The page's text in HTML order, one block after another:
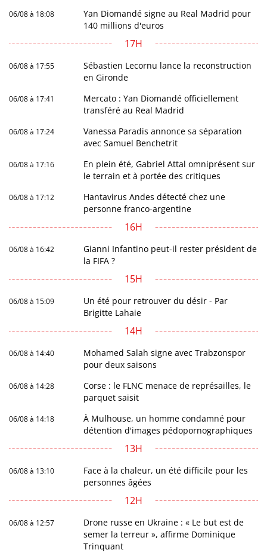
06/08 à 18:08
Yan Diomandé signe au Real Madrid pour
140 millions d'euros
17H
06/08 à 17:55
Sébastien Lecornu lance la reconstruction
en Gironde
06/08 à 17:41
Mercato : Yan Diomandé officiellement
transféré au Real Madrid
06/08 à 17:24
Vanessa Paradis annonce sa séparation
avec Samuel Benchetrit
06/08 à 17:16
En plein été, Gabriel Attal omniprésent sur
le terrain et à portée des critiques
06/08 à 17:12
Hantavirus Andes détecté chez une
personne franco-argentine
16H
06/08 à 16:42
Gianni Infantino peut-il rester président de
la FIFA ?
15H
06/08 à 15:09
Un été pour retrouver du désir - Par
Brigitte Lahaie
14H
06/08 à 14:40
Mohamed Salah signe avec Trabzonspor
pour deux saisons
06/08 à 14:28
Corse : le FLNC menace de représailles, le
parquet saisit
06/08 à 14:18
À Mulhouse, un homme condamné pour
détention d'images pédopornographiques
13H
06/08 à 13:10
Face à la chaleur, un été difficile pour les
personnes âgées
12H
06/08 à 12:57
Drone russe en Ukraine : « Le but est de
semer la terreur », affirme Dominique
Trinquant